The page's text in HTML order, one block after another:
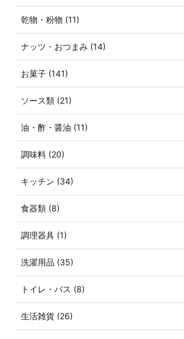
乾物・粉物 (11)
ナッツ・おつまみ (14)
お菓子 (141)
ソース類 (21)
油・酢・醤油 (11)
調味料 (20)
キッチン (34)
食器類 (8)
調理器具 (1)
洗濯用品 (35)
トイレ・バス (8)
生活雑貨 (26)